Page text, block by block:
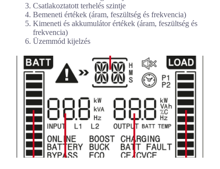
Csatlakoztatott terhelés szintje
Bemeneti értékek (áram, feszültség és frekvencia)
Kimeneti és akkumulátor értékek (áram, feszültség és
frekvencia)
Üzemmód kijelzés